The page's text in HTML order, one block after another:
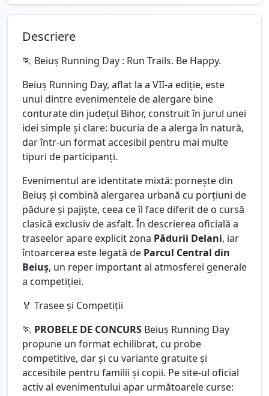
Descriere
🏃 Beiuș Running Day : Run Trails. Be Happy.
Beiuș Running Day, aflat la a VII-a ediție, este
unul dintre evenimentele de alergare bine
conturate din județul Bihor, construit în jurul unei
idei simple și clare: bucuria de a alerga în natură,
dar într-un format accesibil pentru mai multe
tipuri de participanți.
Evenimentul are identitate mixtă: pornește din
Beiuș și combină alergarea urbană cu porțiuni de
pădure și pajiște, ceea ce îl face diferit de o cursă
clasică exclusiv de asfalt. În descrierea oficială a
traseelor apare explicit zona Pădurii Delani, iar
întoarcerea este legată de Parcul Central din
Beiuș, un reper important al atmosferei generale
a competiției.
🏅 Trasee și Competiții
🏃 PROBELE DE CONCURS Beiuș Running Day
propune un format echilibrat, cu probe
competitive, dar și cu variante gratuite și
accesibile pentru familii și copii. Pe site-ul oficial
activ al evenimentului apar următoarele curse: